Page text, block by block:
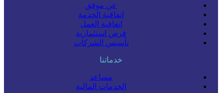
عن موفق
اتفاقية الخدمة
اتفاقية العمل
فرص استثمارية
تأسيس الشركات
خدماتنا
مساعد
الخدمات المالية